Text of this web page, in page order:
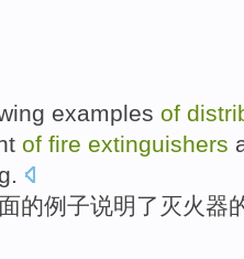
examples of
of fire extinguishers
.
的例子说明了 灭火器